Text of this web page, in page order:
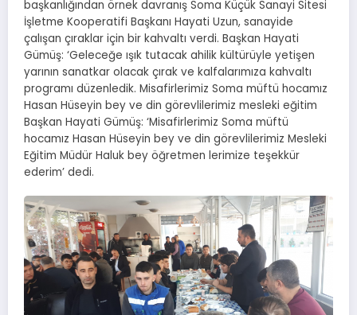
başkanlığından örnek davranış Soma Küçük Sanayi Sitesi
İşletme Kooperatifi Başkanı Hayati Uzun, sanayide
çalışan çıraklar için bir kahvaltı verdi. Başkan Hayati
Gümüş: ‘Geleceğe ışık tutacak ahilik kültürüyle yetişen
yarının sanatkar olacak çırak ve kalfalarımıza kahvaltı
programı düzenledik. Misafirlerimiz Soma müftü hocamız
Hasan Hüseyin bey ve din görevlilerimiz mesleki eğitim
Başkan Hayati Gümüş: ‘Misafirlerimiz Soma müftü
hocamız Hasan Hüseyin bey ve din görevlilerimiz Mesleki
Eğitim Müdür Haluk bey öğretmen lerimize teşekkür
ederim’ dedi.